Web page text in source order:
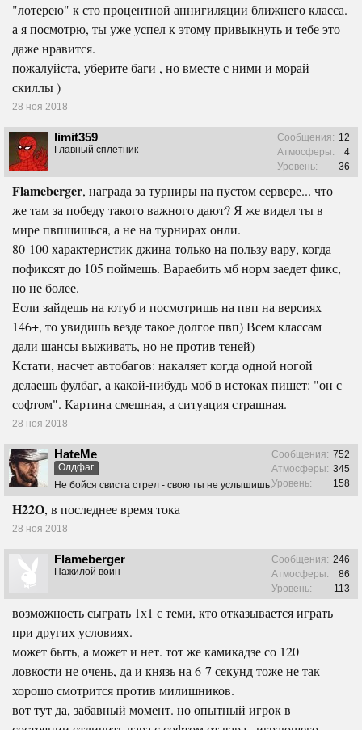
"лотерею" к сто процентной аннигиляции ближнего класса.
а я посмотрю, ты уже успел к этому привыкнуть и тебе это
даже нравится.
пожалуйста, уберите баги , но вместе с ними и морай
скиллы )
28 ноя 2018
limit359
Главный сплетник
Сообщения: 12
Атмосферы:
4
Уровень:
36
Flameberger, награда за турниры на пустом сервере... что
же там за победу такого важного дают? Я же видел ты в
мире пвпшишься, а не на турнирах онли.
80-100 характеристик джина только на пользу вару, когда
пофиксят до 105 поймешь. Вараебить мб норм заедет фикс,
но не более.
Если зайдешь на ютуб и посмотришь на пвп на версиях
146+, то увидишь везде такое долгое пвп) Всем классам
дали шансы выживать, но не против теней)
Кстати, насчет автобагов: накаляет когда одной ногой
делаешь фулбаг, а какой-нибудь моб в истоках пишет: "он с
софтом". Картина смешная, а ситуация страшная.
28 ноя 2018
HateMe
Олдфаг
Не бойся свиста стрел - свою ты не услышишь.
Сообщения: 752
Атмосферы: 345
Уровень:
158
H22O, в последнее время тока
28 ноя 2018
Flameberger
Пажилой воин
Сообщения: 246
Атмосферы:
86
Уровень:
113
возможность сыграть 1х1 с теми, кто отказывается играть
при других условиях.
может быть, а может и нет. тот же камикадзе со 120
ловкости не очень, да и князь на 6-7 секунд тоже не так
хорошо смотрится против милишников.
вот тут да, забавный момент. но опытный игрок в